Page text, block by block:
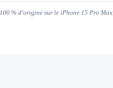
% d'origine sur le iPhone 15 Pro